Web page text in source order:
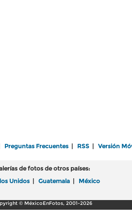
Preguntas Frecuentes RSS Versión
de fotos de otros países:
Unidos
Guatemala México
© MéxicoEnFotos, 2001-2026